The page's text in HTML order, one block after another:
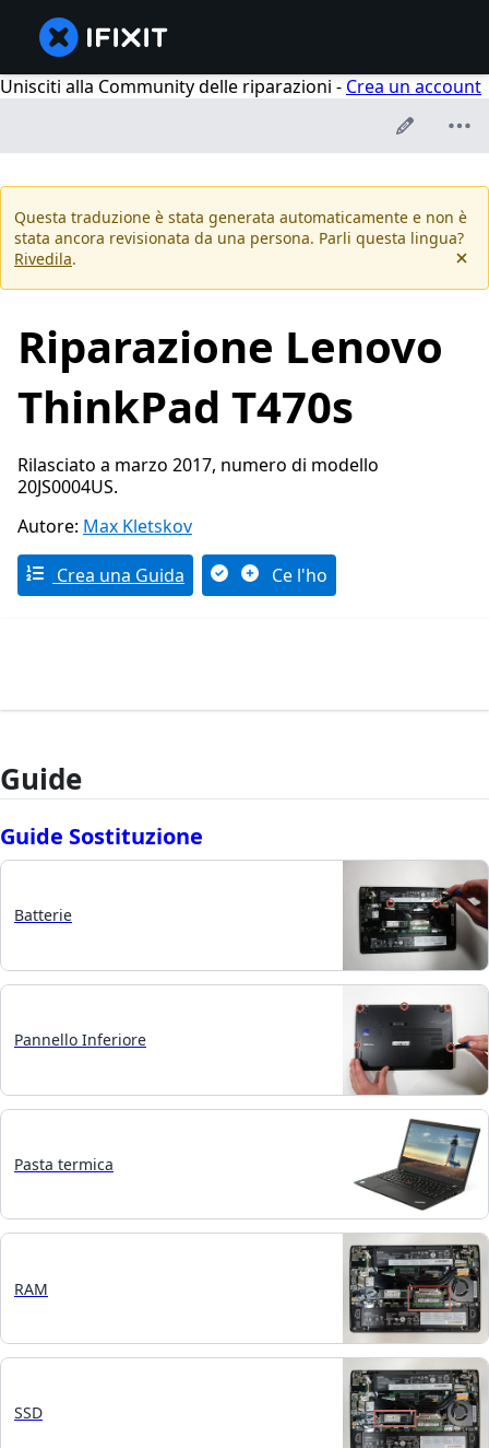
Unisciti alla Community delle riparazioni - Crea un account
Questa traduzione è stata generata automaticamente e non è
stata ancora revisionata da una persona. Parli questa lingua?
Rivedila.
Riparazione Lenovo
ThinkPad T470s
Rilasciato a marzo 2017, numero di modello
20JS0004US.
Autore: Max Kletskov
Crea una Guida Ce l'ho
Guide
Guide Sostituzione
Batterie
Pannello Inferiore
Pasta termica
RAM
SSD